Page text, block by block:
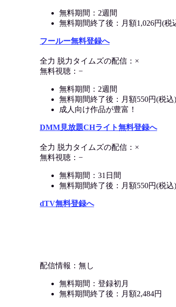
無料期間：2週間
無料期間終了後：月額1,026円(税
フールー無料登録へ
全力 脱力タイムズの配信：×
無料視聴：−
無料期間：2週間
無料期間終了後：月額550円(税込)
成人向け作品が豊富！
DMM見放題CHライト無料登録へ
全力 脱力タイムズの配信：×
無料視聴：−
無料期間：31日間
無料期間終了後：月額550円(税込)
dTV無料登録へ
配信情報：無し
無料期間：登録初月
無料期間終了後：月額2,484円